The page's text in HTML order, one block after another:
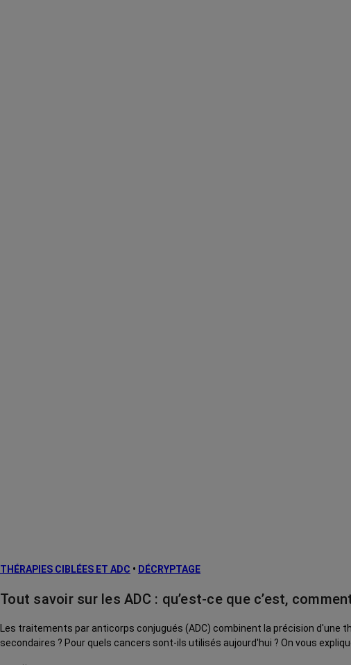
THÉRAPIES CIBLÉES ET ADC • DÉCRYPTAGE
Tout savoir sur les ADC : qu’est-ce que c’est,
Les traitements par anticorps conjugués (ADC) combinent la précision
secondaires ? Pour quels cancers sont-ils utilisés aujourd'hui ? On vous